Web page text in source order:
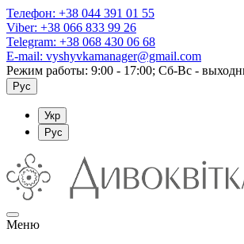
Телефон: +38 044 391 01 55
Viber: +38 066 833 99 26
Telegram: +38 068 430 06 68
E-mail: vyshyvkamanager@gmail.com
Режим работы: 9:00 - 17:00; Сб-Вс -
Рус
Укр
Рус
Меню